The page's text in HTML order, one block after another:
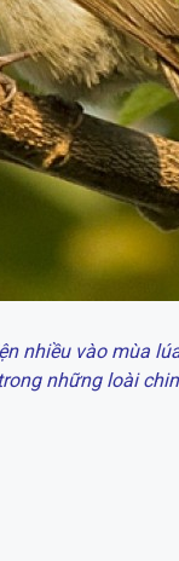
nhiều vào mùa
những loài